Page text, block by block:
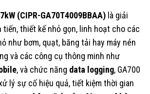
(CIPR-GA70T4009BBAA) là giải
thiết kế nhỏ gọn, linh hoạt cho các
như bơm, quạt, băng tải hay máy nén
và các công cụ thông minh như
, và chức năng data logging, GA700
lý sự cố hiệu quả, tiết kiệm thời gian